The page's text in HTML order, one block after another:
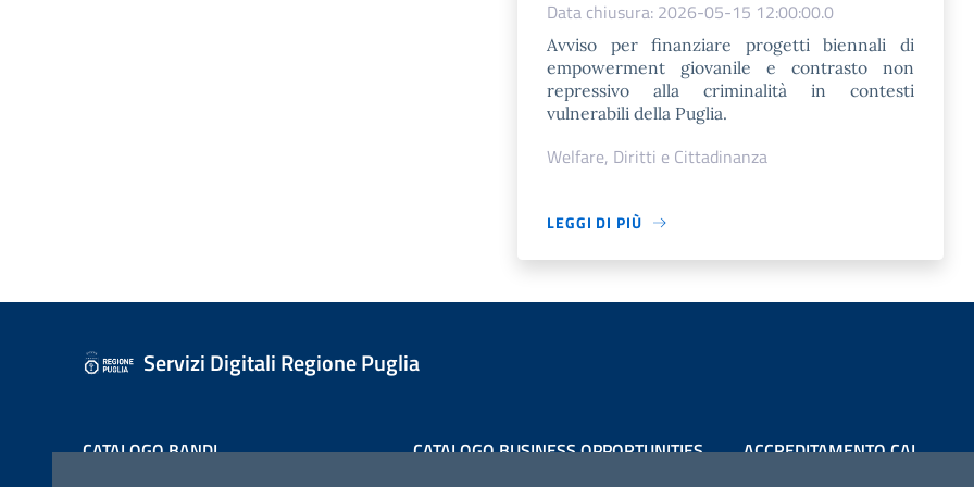
Data chiusura: 2026-05-15 12:00:00.0
Avviso per finanziare progetti biennali di
empowerment giovanile e contrasto non
repressivo alla criminalità in contesti
vulnerabili della Puglia.
Welfare, Diritti e Cittadinanza
LEGGI DI PIÙ
Servizi Digitali Regione Puglia
CATALOGO BANDI CATALOGO BUSINESS OPPORTUNITIES
ACCREDITAMENTO CAI